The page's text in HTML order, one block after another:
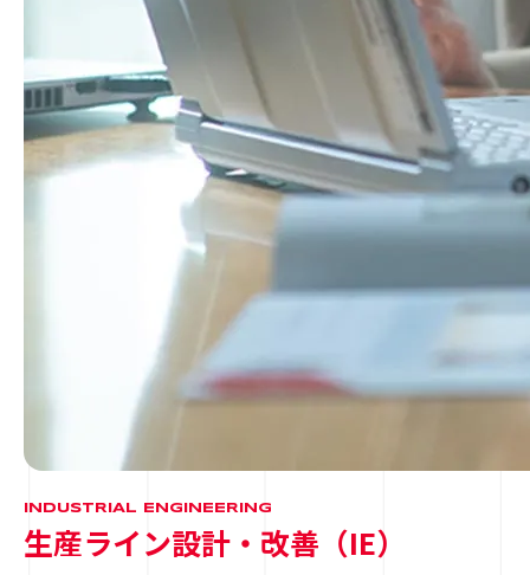
INDUSTRIAL ENGINEERING
生産ライン設計・改善（IE）